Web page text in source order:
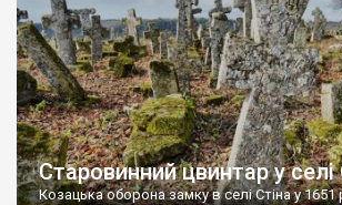
Старовинний цвинтар у селі
Козацька оборона замку в селі Стіна у 1651